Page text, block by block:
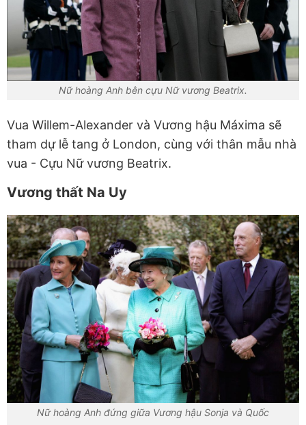
Nữ hoàng Anh bên cựu Nữ vương Beatrix.
Vua Willem-Alexander và Vương hậu Máxima sẽ
tham dự lễ tang ở London, cùng với thân mẫu nhà
vua - Cựu Nữ vương Beatrix.
Vương thất Na Uy
Nữ hoàng Anh đứng giữa Vương hậu Sonja và Quốc